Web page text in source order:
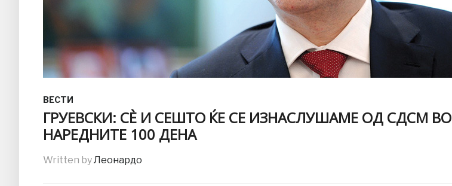
ВЕСТИ
ГРУЕВСКИ: СЀ И СЕШТО ЌЕ СЕ ИЗНАСЛУШАМЕ ОД СДСМ ВО
НАРЕДНИТЕ 100 ДЕНА
Written byЛеонардо